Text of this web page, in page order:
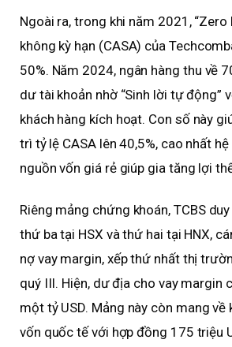
Ngoài ra, trong khi năm 2021, “Zero
không kỳ hạn (CASA) của
50%. Năm 2024, ngân hàng thu về
dư tài khoản nhờ “Sinh lời tự động”
khách hàng kích hoạt. Con số này
trì tỷ lệ CASA lên 40,5%, cao nhất
nguồn vốn giá rẻ giúp gia tăng lợi
Riêng mảng chứng khoán, TCBS
thứ ba tại HSX và thứ hai tại HNX,
nợ vay margin, xếp thứ nhất thị
quý III. Hiện, dư địa cho vay margin
một tỷ USD. Mảng này còn mang về
vốn quốc tế với hợp đồng 175 triệu